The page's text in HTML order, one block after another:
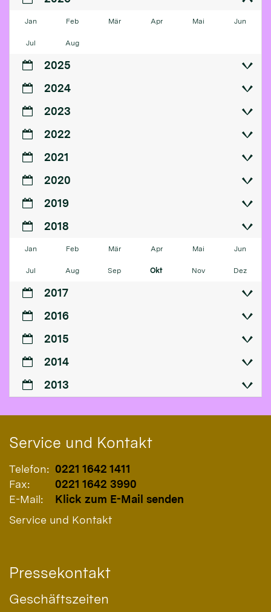
Jan Feb Mär Apr Mai Jun
Jul Aug
2025
2024
2023
2022
2021
2020
2019
2018
Jan Feb Mär Apr Mai Jun
Jul Aug Sep Okt Nov Dez
2017
2016
2015
2014
2013
Service und Kontakt
Telefon: 0221 1642 1411
Fax:
0221 1642 3990
E-Mail:
Klick zum E-Mail senden
Service und Kontakt
Pressekontakt
Geschäftszeiten